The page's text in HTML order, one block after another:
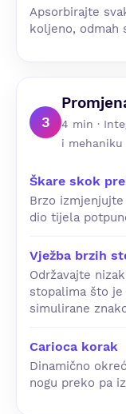
Apsorbirajte
koljeno, odmah
3
4 min ·
i mehaniku
Škare skok
Brzo
dio tijela
Vježba brzih
Održavajte
stopalima što je
simulirane
Carioca korak
Dinamično
nogu preko pa